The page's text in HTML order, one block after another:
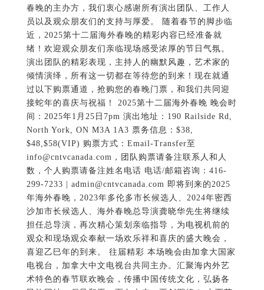
春晚的主办方，我们衷心感谢所有演出团队、工作人
员以及观众朋友们的支持与厚爱。 随着春节的脚步临
近，2025第十二届海外春晚的精彩内容已经准备就
绪！欢迎观众朋友们亲临现场感受浓厚的节日气氛。
演出团队的精彩表现，主持人的幽默风趣，艺术家的
倾情演绎，所有这一切都在等待您的到来！现在就通
过以下购票通道，抢购您的春晚门票，和我们共同迎
接蛇年的喜庆与祝福！ 2025第十二届海外春晚 晚会时
间：2025年1月25日7pm 演出地址：190 Railside Rd,
North York, ON M3A 1A3 票务信息：$38,
$48,$58(VIP) 购票方式：Email-Transfer至
info@cntvcanada.com，团队购票请备注联系人和人
数，个人购票请备注姓名电话 电话/邮箱咨询：416-
299-7233 | admin@cntvcanada.com 即将到来的2025
年海外春晚，2023年多伦多市长候选人、2024年密西
沙加市长候选人、海外春晚总导演龚晓华先生将继续
担任总导演，再次精心策划亲临指导，为电视机前的
观众和现场观众奉献一场欢乐祥和喜庆的盛大晚会，
喜迎乙巳年的到来。 往届精彩 本场晚会由加拿大国家
电视台，加拿大中文电视台共同主办。汇聚海内外艺
术特色的春节联欢晚会，传播中国传统文化，弘扬各